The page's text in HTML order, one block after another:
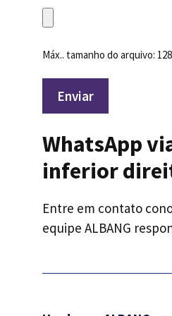
Máx.. tamanho do arquivo:
Enviar
WhatsApp
inferior
Entre em contato
equipe ALBANG